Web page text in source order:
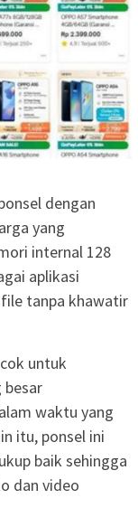
dengan
yang
internal 128
aplikasi
tanpa khawatir
untuk
besar
waktu yang
itu, ponsel ini
baik sehingga
dan video